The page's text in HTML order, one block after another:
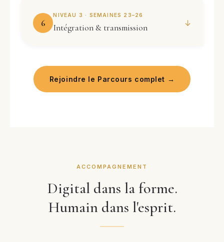
6
NIVEAU 3 · SEMAINES 23–26
Intégration & transmission ↓
Rejoindre le Parcours complet →
ACCOMPAGNEMENT
Digital dans la forme.
Humain dans l'esprit.